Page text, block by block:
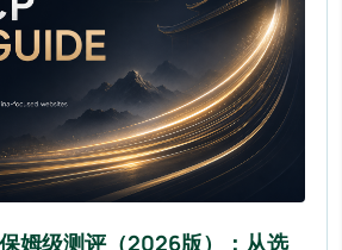
姆级测评（2026版）：从选